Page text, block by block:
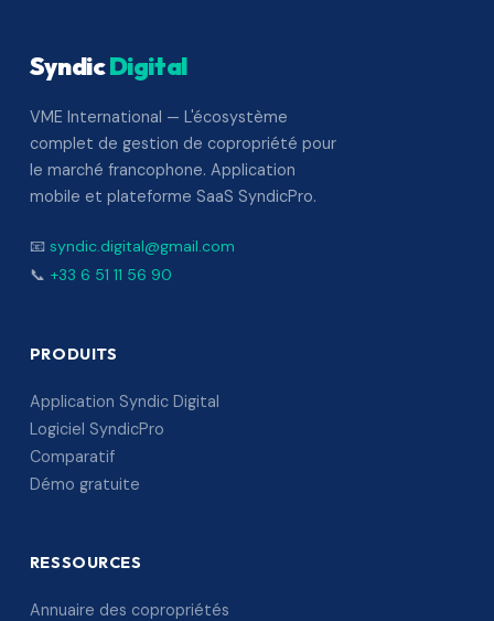
SyndicDigital
VME International — L'écosystème
complet de gestion de copropriété pour
le marché francophone. Application
mobile et plateforme SaaS SyndicPro.
📧 syndic.digital@gmail.com
📞 +33 6 51 11 56 90
PRODUITS
Application Syndic Digital
Logiciel SyndicPro
Comparatif
Démo gratuite
RESSOURCES
Annuaire des copropriétés